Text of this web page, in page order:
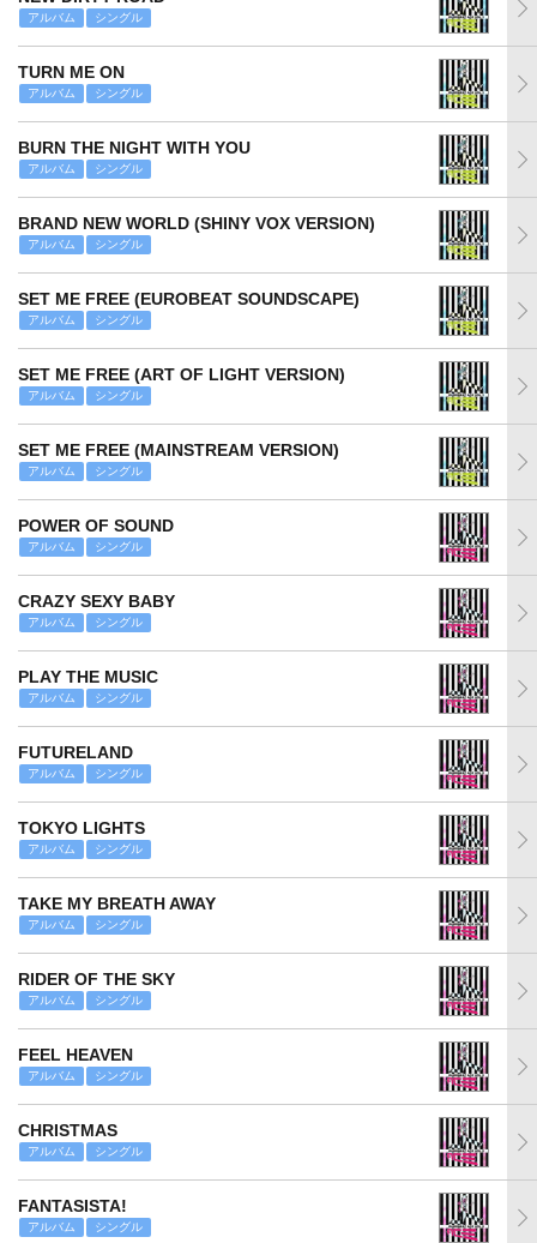
アルバム シングル
TURN ME ON
アルバム シングル
BURN THE NIGHT WITH YOU
アルバム シングル
BRAND NEW WORLD (SHINY VOX VERSION)
アルバム シングル
SET ME FREE (EUROBEAT SOUNDSCAPE)
アルバム シングル
SET ME FREE (ART OF LIGHT VERSION)
アルバム シングル
SET ME FREE (MAINSTREAM VERSION)
アルバム シングル
POWER OF SOUND
アルバム シングル
CRAZY SEXY BABY
アルバム シングル
PLAY THE MUSIC
アルバム シングル
FUTURELAND
アルバム シングル
TOKYO LIGHTS
アルバム シングル
TAKE MY BREATH AWAY
アルバム シングル
RIDER OF THE SKY
アルバム シングル
FEEL HEAVEN
アルバム シングル
CHRISTMAS
アルバム シングル
FANTASISTA!
アルバム シングル